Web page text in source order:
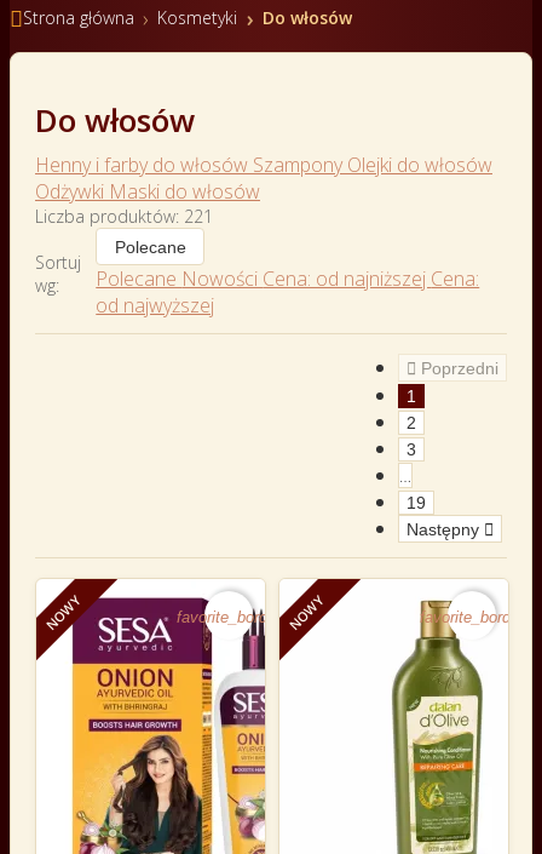
Strona główna Kosmetyki Do włosów
Do włosów
Henny i farby do włosów Szampony Olejki do włosów
Odżywki Maski do włosów
Liczba produktów: 221
Sortuj
wg:
Polecane
Polecane Nowości Cena: od najniższej Cena:
od najwyższej
 Poprzedni
1
2
3
…
19
Następny 
NOWY favorite_borderNOWY favorite_border